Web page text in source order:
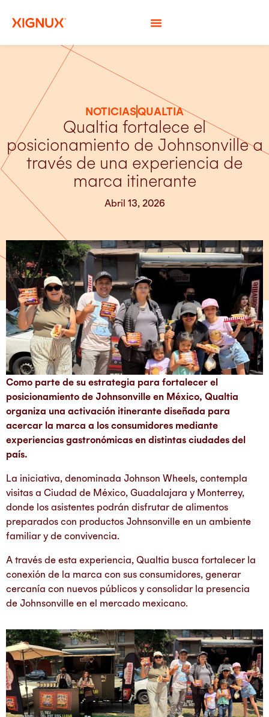
NOTICIASQUALTIA
Qualtia fortalece el
posicionamiento de Johnsonville a
través de una experiencia de
marca itinerante
Abril 13, 2026
Como parte de su estrategia para fortalecer el
posicionamiento de Johnsonville en México, Qualtia
organiza una activación itinerante diseñada para
acercar la marca a los consumidores mediante
experiencias gastronómicas en distintas ciudades del
país.
La iniciativa, denominada Johnson Wheels, contempla
visitas a Ciudad de México, Guadalajara y Monterrey,
donde los asistentes podrán disfrutar de alimentos
preparados con productos Johnsonville en un ambiente
familiar y de convivencia.
A través de esta experiencia, Qualtia busca fortalecer la
conexión de la marca con sus consumidores, generar
cercanía con nuevos públicos y consolidar la presencia
de Johnsonville en el mercado mexicano.